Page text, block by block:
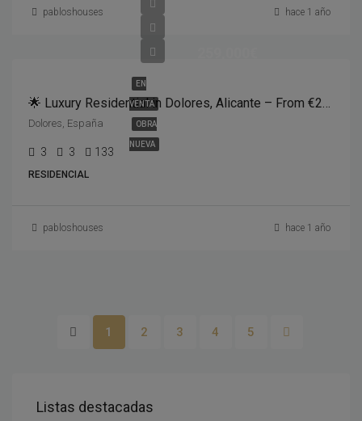
pabloshouses hace 1 año
EN
VENTA
OBRA
NUEVA
🌟 Luxury Residential in Dolores, Alicante – From €259,000 🏡
Dolores, España
3 3 133
RESIDENCIAL
pabloshouses hace 1 año
1 2 3 4 5
Listas destacadas